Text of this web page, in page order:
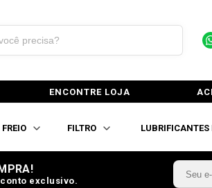
ENCONTRE LOJA
FREIO FILTRO LUBRIFICANTES
exclusivo.